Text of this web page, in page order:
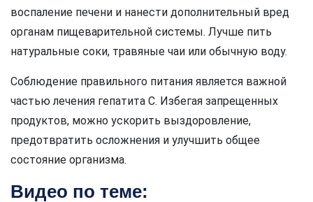
воспаление печени и нанести дополнительный вред
органам пищеварительной системы. Лучше пить
натуральные соки, травяные чаи или обычную воду.
Соблюдение правильного питания является важной
частью лечения гепатита C. Избегая запрещенных
продуктов, можно ускорить выздоровление,
предотвратить осложнения и улучшить общее
состояние организма.
Видео по теме: